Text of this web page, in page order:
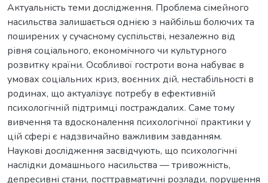
Актуальність теми дослідження. Проблема сімейного
насильства залишається однією з найбільш болючих та
поширених у сучасному суспільстві, незалежно від
рівня соціального, економічного чи культурного
розвитку країни. Особливої гостроти вона набуває в
умовах соціальних криз, воєнних дій, нестабільності в
родинах, що актуалізує потребу в ефективній
психологічній підтримці постраждалих. Саме тому
вивчення та вдосконалення психологічної практики у
цій сфері є надзвичайно важливим завданням.
Наукові дослідження засвідчують, що психологічні
наслідки домашнього насильства — тривожність,
депресивні стани, посттравматичні розлади, порушення